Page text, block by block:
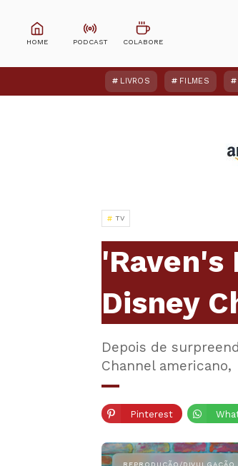
LIVROS FILMES
TV
'Raven's
Disney
Depois de
Channel
Pinterest